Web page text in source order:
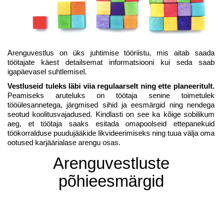
Arenguvestlus on üks juhtimise tööriistu, mis aitab saada
töötajate käest detailsemat informatsiooni kui seda saab
igapäevasel suhtlemisel.
Vestluseid tuleks läbi viia regulaarselt ning ette planeeritult.
Peamiseks aruteluks on töötaja senine toimetulek
tööülesannetega, järgmised sihid ja eesmärgid ning nendega
seotud koolitusvajadused. Kindlasti on see ka kõige sobilikum
aeg, et töötaja saaks esitada omapoolseid ettepanekuid
töökorralduse puudujääkide likvideerimiseks ning tuua välja oma
ootused karjäärialase arengu osas.
Arenguvestluste
põhieesmärgid